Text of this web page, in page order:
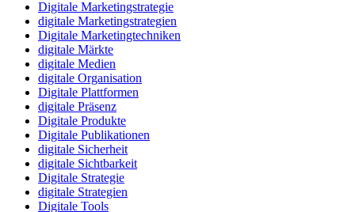
Digitale Marketingstrategie
digitale Marketingstrategien
Digitale Marketingtechniken
digitale Märkte
digitale Medien
digitale Organisation
Digitale Plattformen
digitale Präsenz
Digitale Produkte
Digitale Publikationen
digitale Sicherheit
digitale Sichtbarkeit
Digitale Strategie
digitale Strategien
Digitale Tools